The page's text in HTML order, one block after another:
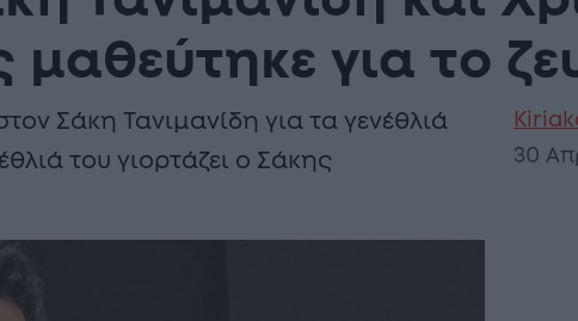
για το
Σάκη Τανιμανίδη για τα γενέθλιά
του γιορτάζει ο Σάκης
30